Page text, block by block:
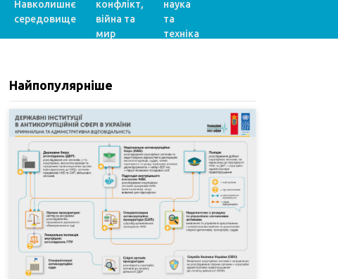
Навколишнє
середовище
конфлікт,
війна та
мир
наука
та
техніка
Найпопулярніше